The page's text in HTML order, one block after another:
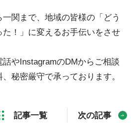
関まで、地域の皆様の「どう
た！」に変えるお手伝いをさせ
やInstagramのDMからご相談
秘密厳守で承っております。
記事一覧 次の記事